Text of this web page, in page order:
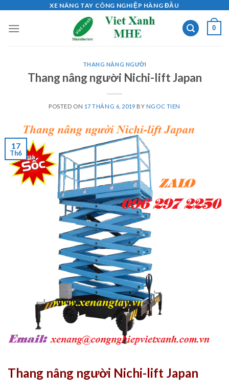
content
XE NÂNG TAY CÔNG NGHIỆP HÀNG ĐẦU
0
THANG NÂNG NGƯỜI
Thang nâng người Nichi-lift Japan
POSTED ON 17 THÁNG 6, 2019 BY NGOC TIEN
17
Th6
Thang nâng người Nichi-lift Japan